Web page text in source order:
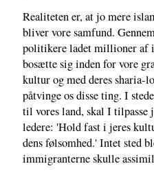
Realiteten er, at jo mere
bliver vore samfund.
politikere ladet millioner af
bosætte sig inden for vore
kultur og med deres sharia-
påtvinge os disse ting. I
til vores land, skal I tilpasse
ledere: 'Hold fast i jeres
dens følsomhed.' Intet sted
immigranterne skulle